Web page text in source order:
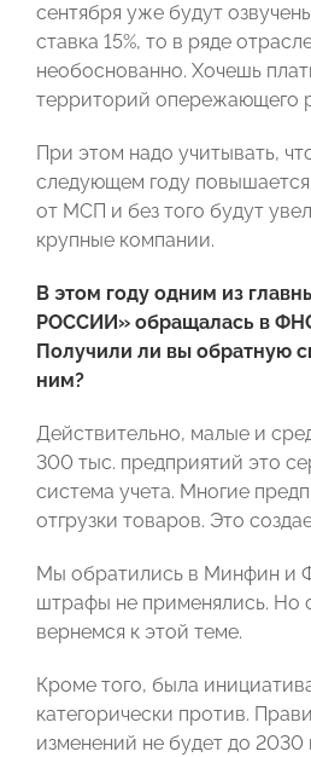
сентября уже будут
ставка 15%, то в ряде
необоснованно. Хочешь
территорий опережающего
При этом надо учитывать,
следующем году
от МСП и без того будут
крупные компании.
В этом году одним из
РОССИИ» обращалась в ФНС
Получили ли вы обратную
ним?
Действительно, малые и
300 тыс. предприятий это
система учета. Многие
отгрузки товаров. Это
Мы обратились в Минфин и
штрафы не применялись. Но
вернемся к этой теме.
Кроме того, была
категорически против.
изменений не будет до